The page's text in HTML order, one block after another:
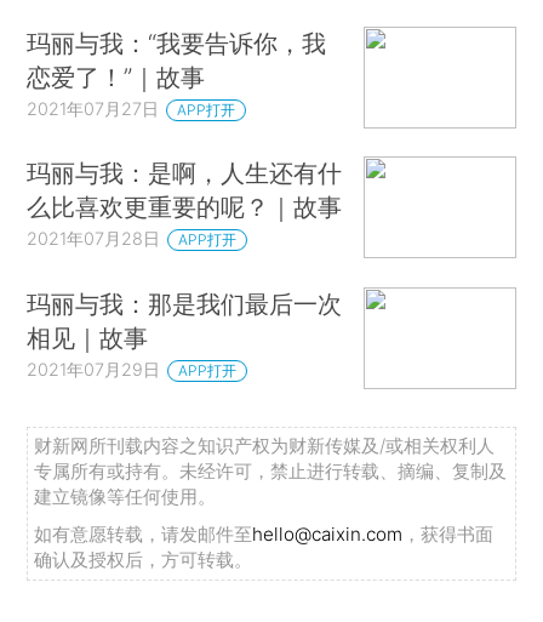
玛丽与我：“我要告诉你，我
恋爱了！”｜故事
2021年07月27日 APP打开
玛丽与我：是啊，人生还有什
么比喜欢更重要的呢？｜故事
2021年07月28日 APP打开
玛丽与我：那是我们最后一次
相见｜故事
2021年07月29日 APP打开
财新网所刊载内容之知识产权为财新传媒及/或相关权利人
专属所有或持有。未经许可，禁止进行转载、摘编、复制及
建立镜像等任何使用。
如有意愿转载，请发邮件至hello@caixin.com ，获得书面
确认及授权后，方可转载。